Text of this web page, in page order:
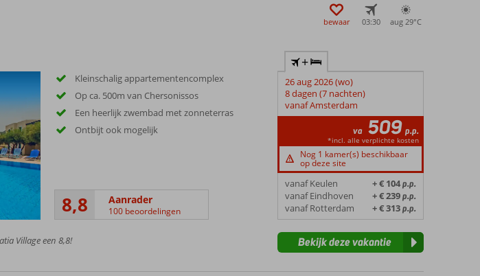
bewaar 03:30 aug 29°C
Kleinschalig appartementencomplex
Op ca. 500m van Chersonissos
Een heerlijk zwembad met zonneterras
Ontbijt ook mogelijk
8,8 Aanrader
100 beoordelingen
+
26 aug 2026 (wo)
8 dagen (7 nachten)
vanaf Amsterdam
va 509 p.p.
*incl. alle verplichte kosten
Nog 1 kamer(s) beschikbaar
op deze site
vanaf Keulen + € 104p.p.
vanaf Eindhoven + € 239p.p.
vanaf Rotterdam + € 313p.p.
Village een 8,8! Bekijk deze vakantie